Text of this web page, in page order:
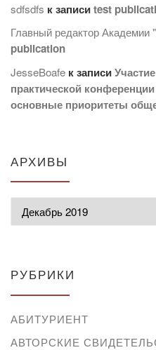
sdfsdfs к записиtest
Главный редактор Академии
publication
JesseBoafe к записи
практической
основные приоритеты
АРХИВЫ
РУБРИКИ
АБИТУРИЕНТ
АВТОРСКИЕ